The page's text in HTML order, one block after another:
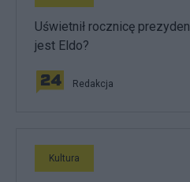
Uświetnił rocznicę
jest Eldo?
Redakcja
Kultura